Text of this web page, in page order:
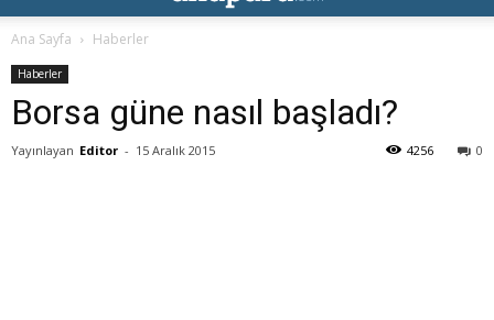
Ana Sayfa Haberler
Haberler
Borsa güne nasıl başladı?
Yayınlayan Editor - 15 Aralık 2015 0
4256